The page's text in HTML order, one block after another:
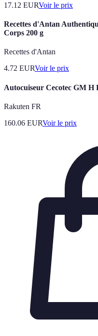
17.12 EURVoir le prix
Recettes d'Antan
Corps 200 g
Recettes d'Antan
4.72 EURVoir le prix
Autocuiseur Cecotec GM
Rakuten FR
160.06 EURVoir le prix